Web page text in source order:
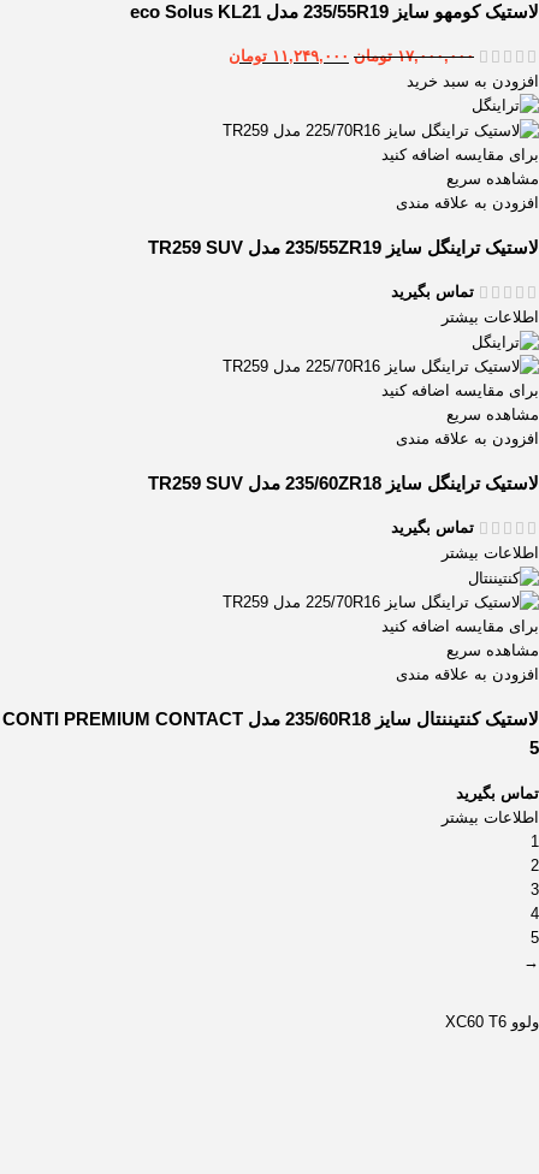
لاستیک كومهو سایز 235/55R19 مدل eco Solus KL21
۱۷,۰۰۰,۰۰۰ تومان ۱۱,۲۴۹,۰۰۰ تومان
افزودن به سبد خرید
برای مقایسه اضافه کنید
مشاهده سریع
افزودن به علاقه مندی
لاستیک تراینگل سایز 235/55ZR19 مدل TR259 SUV
تماس بگیرید
اطلاعات بیشتر
برای مقایسه اضافه کنید
مشاهده سریع
افزودن به علاقه مندی
لاستیک تراینگل سایز 235/60ZR18 مدل TR259 SUV
تماس بگیرید
اطلاعات بیشتر
برای مقایسه اضافه کنید
مشاهده سریع
افزودن به علاقه مندی
لاستیک کنتیننتال سایز 235/60R18 مدل CONTI PREMIUM CONTACT
5
تماس بگیرید
اطلاعات بیشتر
1
2
3
4
5
→
ولوو XC60 T6